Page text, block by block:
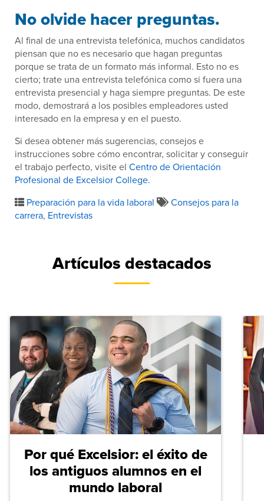
No olvide hacer preguntas.
Al final de una entrevista telefónica, muchos candidatos
piensan que no es necesario que hagan preguntas
porque se trata de un formato más informal. Esto no es
cierto; trate una entrevista telefónica como si fuera una
entrevista presencial y haga siempre preguntas. De este
modo, demostrará a los posibles empleadores usted
interesado en la empresa y en el puesto.
Si desea obtener más sugerencias, consejos e
instrucciones sobre cómo encontrar, solicitar y conseguir
el trabajo perfecto, visite el Centro de Orientación
Profesional de Excelsior College.
Preparación para la vida laboral
Consejos para la
carrera, Entrevistas
Artículos destacados
Por qué Excelsior: el éxito de
los antiguos alumnos en el
mundo laboral